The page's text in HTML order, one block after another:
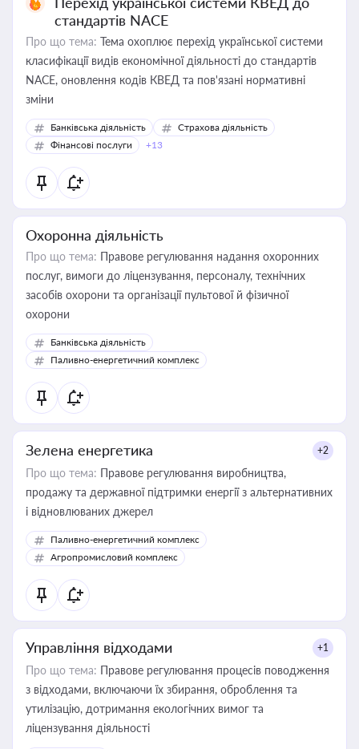
стандартів NACE
Про що тема: Тема охоплює перехід української системи
класифікації видів економічної діяльності до стандартів
NACE, оновлення кодів КВЕД та пов'язані нормативні
зміни
Банківська діяльність
Страхова діяльність
Фінансові послуги
+13
Охоронна діяльність
Про що тема: Правове регулювання надання охоронних
послуг, вимоги до ліцензування, персоналу, технічних
засобів охорони та організації пультової й фізичної
охорони
Банківська діяльність
Паливно-енергетичний комплекс
Зелена енергетика +2
Про що тема: Правове регулювання виробництва,
продажу та державної підтримки енергії з альтернативних
і відновлюваних джерел
Паливно-енергетичний комплекс
Агропромисловий комплекс
Управління відходами +1
Про що тема: Правове регулювання процесів поводження
з відходами, включаючи їх збирання, оброблення та
утилізацію, дотримання екологічних вимог та
ліцензування діяльності